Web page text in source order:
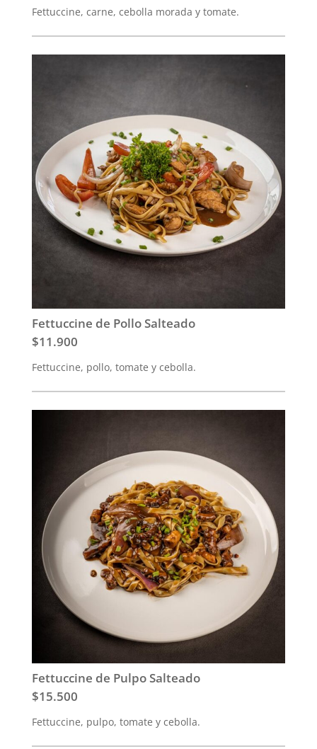
Fettuccine, carne, cebolla morada y tomate.
Fettuccine de Pollo Salteado
$11.900
Fettuccine, pollo, tomate y cebolla.
Fettuccine de Pulpo Salteado
$15.500
Fettuccine, pulpo, tomate y cebolla.